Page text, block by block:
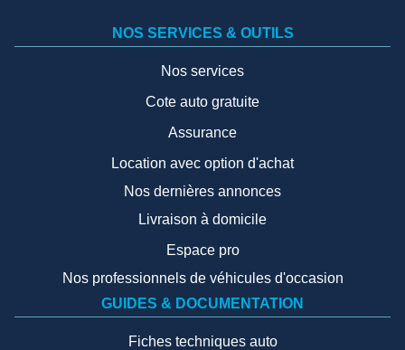
NOS SERVICES & OUTILS
Nos services
Cote auto gratuite
Assurance
Location avec option d'achat
Nos dernières annonces
Livraison à domicile
Espace pro
Nos professionnels de véhicules d'occasion
GUIDES & DOCUMENTATION
Fiches techniques auto